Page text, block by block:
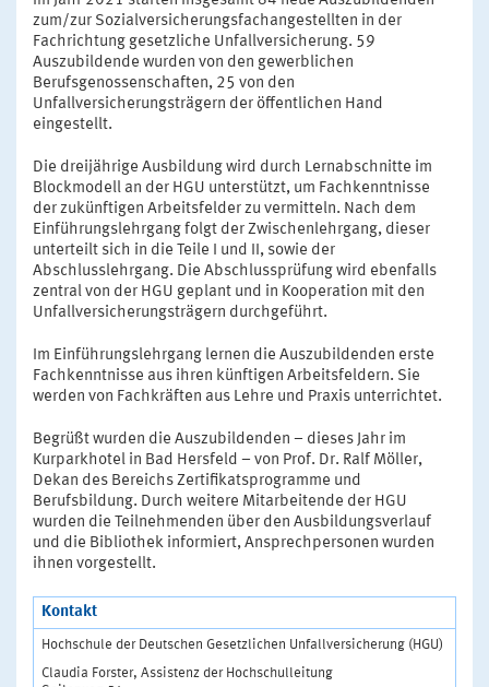
zum/zur Sozialversicherungsfachangestellten in der
Fachrichtung gesetzliche Unfallversicherung. 59
Auszubildende wurden von den gewerblichen
Berufsgenossenschaften, 25 von den
Unfallversicherungsträgern der öffentlichen Hand
eingestellt.
Die dreijährige Ausbildung wird durch Lernabschnitte im
Blockmodell an der HGU unterstützt, um Fachkenntnisse
der zukünftigen Arbeitsfelder zu vermitteln. Nach dem
Einführungslehrgang folgt der Zwischenlehrgang, dieser
unterteilt sich in die Teile I und II, sowie der
Abschlusslehrgang. Die Abschlussprüfung wird ebenfalls
zentral von der HGU geplant und in Kooperation mit den
Unfallversicherungsträgern durchgeführt.
Im Einführungslehrgang lernen die Auszubildenden erste
Fachkenntnisse aus ihren künftigen Arbeitsfeldern. Sie
werden von Fachkräften aus Lehre und Praxis unterrichtet.
Begrüßt wurden die Auszubildenden – dieses Jahr im
Kurparkhotel in Bad Hersfeld – von Prof. Dr. Ralf Möller,
Dekan des Bereichs Zertifikatsprogramme und
Berufsbildung. Durch weitere Mitarbeitende der HGU
wurden die Teilnehmenden über den Ausbildungsverlauf
und die Bibliothek informiert, Ansprechpersonen wurden
ihnen vorgestellt.
Kontakt
Hochschule der Deutschen Gesetzlichen Unfallversicherung (HGU)
Claudia Forster, Assistenz der Hochschulleitung